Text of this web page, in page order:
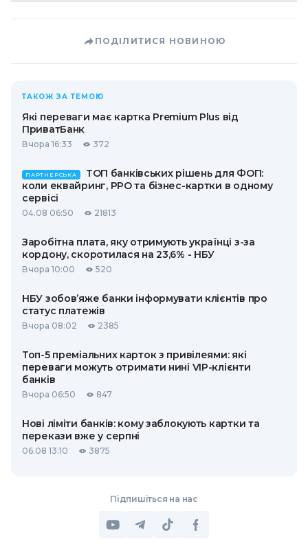
ПОДІЛИТИСЯ НОВИНОЮ
ТАКОЖ ЗА ТЕМОЮ
Які переваги має картка Premium Plus від
ПриватБанк
Вчора 16:33 372
ПАРТНЕРСЬКА
ТОП банківських рішень для ФОП:
коли еквайринг, РРО та бізнес-картки в одному
сервісі
04.08 06:50 21813
Заробітна плата, яку отримують українці з-за
кордону, скоротилася на 23,6% - НБУ
Вчора 10:00 520
НБУ зобов’яже банки інформувати клієнтів про
статус платежів
Вчора 08:02 2385
Топ-5 преміальних карток з привілеями: які
переваги можуть отримати нині VIP-клієнти
банків
Вчора 06:50 847
Нові ліміти банків: кому заблокують картки та
перекази вже у серпні
06.08 13:10 3875
Підпишіться на нас